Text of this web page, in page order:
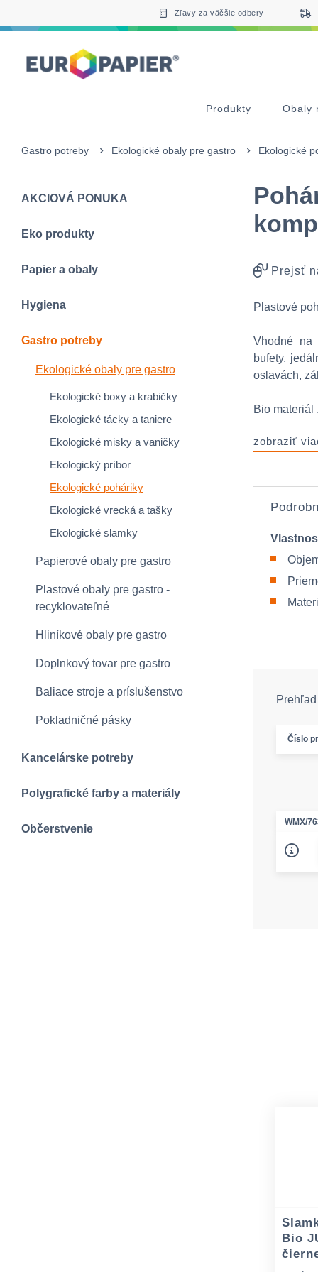
Zľavy za väčšie odbery
Produkty Obaly
Gastro potreby Ekologické obaly pre gastro Ekologické
AKCIOVÁ PONUKA
Eko produkty
Papier a obaly
Hygiena
Gastro potreby
Ekologické obaly pre gastro
Ekologické boxy a krabičky
Ekologické tácky a taniere
Ekologické misky a vaničky
Ekologický príbor
Ekologické poháriky
Ekologické vrecká a tašky
Ekologické slamky
Papierové obaly pre gastro
Plastové obaly pre gastro -
recyklovateľné
Hliníkové obaly pre gastro
Doplnkový tovar pre gastro
Baliace stroje a príslušenstvo
Pokladničné pásky
Kancelárske potreby
Polygrafické farby a materiály
Občerstvenie
Prejsť
Plastové
Vhodné na
bufety,
oslavách,
Bio materiál
zobraziť
Číslo
WMX/
Bio